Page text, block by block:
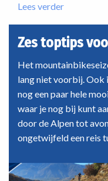
Lees verder
zon,
singletrails
en
taart
bij
de
Zes toptips
Het
lang niet voorbij. Ook
nog een paar hele
waar je nog bij kunt
door de Alpen tot
ongetwijfeld een reis